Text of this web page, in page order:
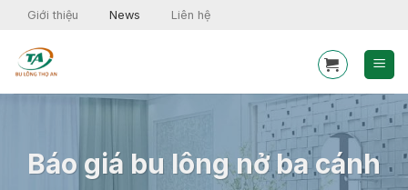
Skip
content
Giới thiệu News Liên hệ
Báo giá bu lông nở ba cánh